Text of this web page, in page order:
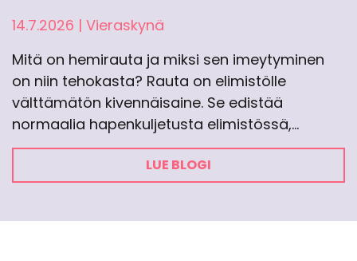
14.7.2026 | Vieraskynä
Mitä on hemirauta ja miksi sen imeytyminen
on niin tehokasta? Rauta on elimistölle
välttämätön kivennäisaine. Se edistää
normaalia hapenkuljetusta elimistössä,…
LUE BLOGI